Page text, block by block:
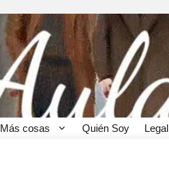
Más cosas Quién Soy Legal